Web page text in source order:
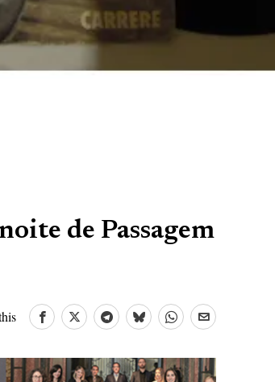
de Passagem